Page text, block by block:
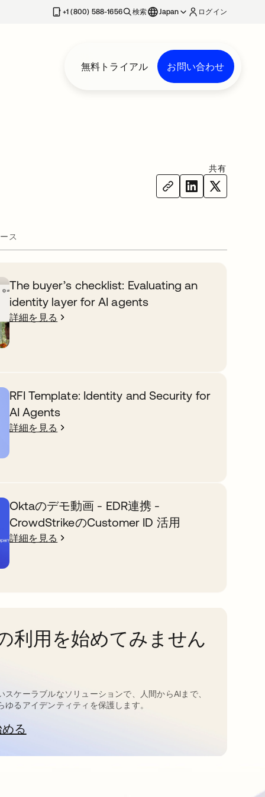
+1 (800) 588-1656 検索 Japan ログイン
無料トライアル お問い合わせ
共有
ス
The buyer’s checklist: Evaluating an
identity layer for AI agents
詳細を見る
RFI Template: Identity and Security for
AI Agents
詳細を見る
Oktaのデモ動画 - EDR連携 -
CrowdStrikeのCustomer ID 活用
詳細を見る
利用を始めてみません
スケーラブルなソリューションで、人間からAIまで、
ゆるアイデンティティを保護します。
る
いタブで開く